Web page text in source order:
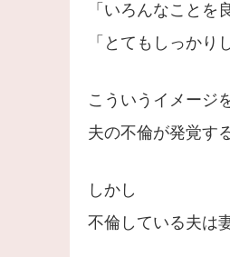
「いろんなことを
「とてもしっかり
こういうイメージ
夫の不倫が発覚す
しかし
不倫している夫は